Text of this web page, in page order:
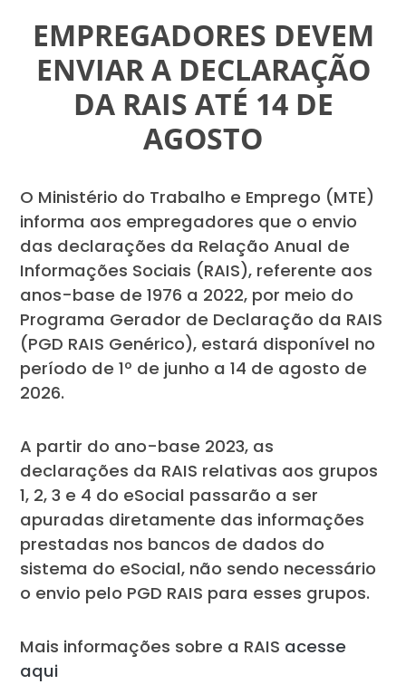
EMPREGADORES DEVEM
ENVIAR A DECLARAÇÃO
DA RAIS ATÉ 14 DE
AGOSTO
O Ministério do Trabalho e Emprego (MTE)
informa aos empregadores que o envio
das declarações da Relação Anual de
Informações Sociais (RAIS), referente aos
anos-base de 1976 a 2022, por meio do
Programa Gerador de Declaração da RAIS
(PGD RAIS Genérico), estará disponível no
período de 1º de junho a 14 de agosto de
2026.
A partir do ano-base 2023, as
declarações da RAIS relativas aos grupos
1, 2, 3 e 4 do eSocial passarão a ser
apuradas diretamente das informações
prestadas nos bancos de dados do
sistema do eSocial, não sendo necessário
o envio pelo PGD RAIS para esses grupos.
Mais informações sobre a RAIS acesse
aqui